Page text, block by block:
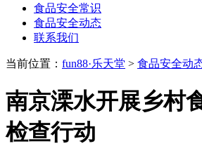
食品安全常识
食品安全动态
联系我们
当前位置： fun88·乐天堂 > 食品安全动
南京溧水开展乡村
检查行动